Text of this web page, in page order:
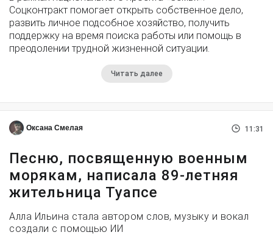
Соцконтракт помогает открыть собственное дело,
развить личное подсобное хозяйство, получить
поддержку на время поиска работы или помощь в
преодолении трудной жизненной ситуации.
Читать далее
Оксана Смелая 11:31
Песню, посвященную военным
морякам, написала 89-летняя
жительница Туапсе
Алла Ильина стала автором слов, музыку и вокал
создали с помощью ИИ